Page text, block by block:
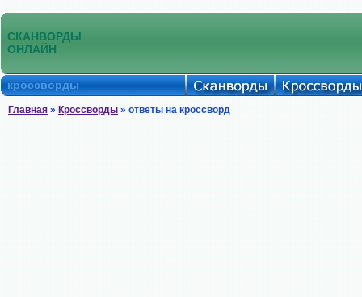
СКАНВОРДЫ
ОНЛАЙН
кроссворды
Главная » Кроссворды » ответы на кроссворд